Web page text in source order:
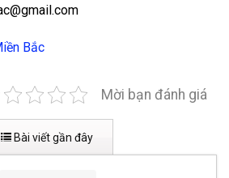
Bắc
Mời bạn đánh giá
Bài viết gần đây